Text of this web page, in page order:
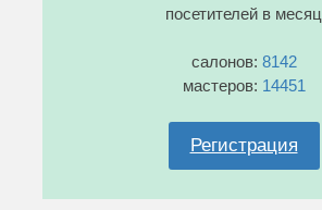
посетителей в месяц
салонов: 8142
мастеров: 14451
Регистрация